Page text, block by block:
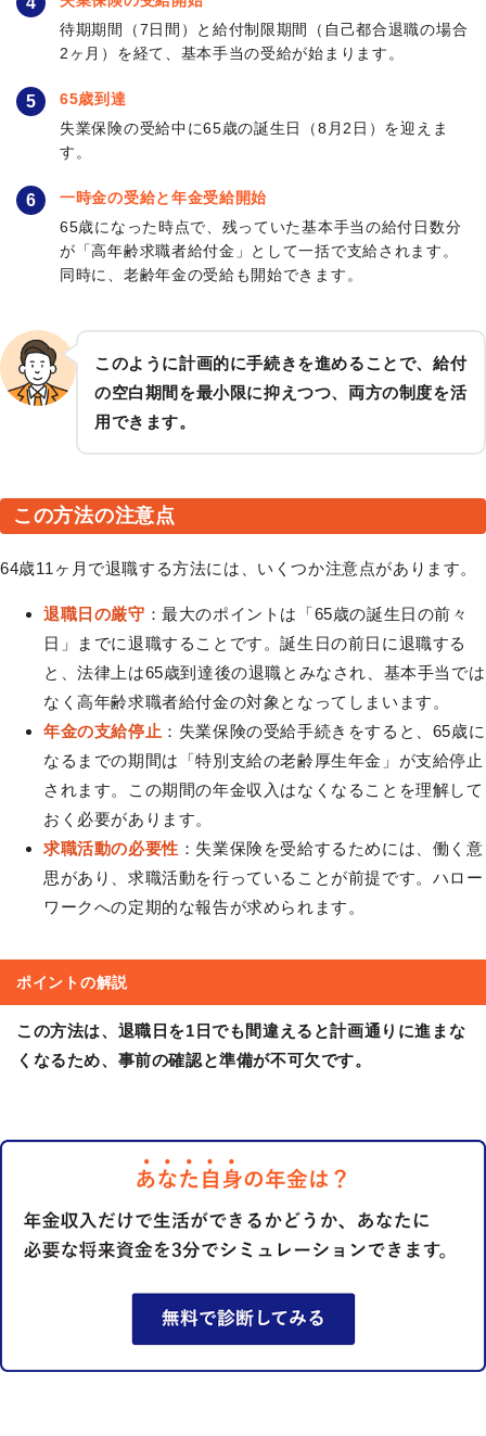
待期期間（7日間）と給付制限期間（自己都合退職の場合
2ヶ月）を経て、基本手当の受給が始まります。
5
65歳到達
失業保険の受給中に65歳の誕生日（8月2日）を迎えま
す。
6
一時金の受給と年金受給開始
65歳になった時点で、残っていた基本手当の給付日数分
が「高年齢求職者給付金」として一括で支給されます。
同時に、老齢年金の受給も開始できます。
このように計画的に手続きを進めることで、給付
の空白期間を最小限に抑えつつ、両方の制度を活
用できます。
この方法の注意点
64歳11ヶ月で退職する方法には、いくつか注意点があります。
退職日の厳守 ：最大のポイントは「65歳の誕生日の前々
日」までに退職することです。誕生日の前日に退職する
と、法律上は65歳到達後の退職とみなされ、基本手当では
なく高年齢求職者給付金の対象となってしまいます。
年金の支給停止 ：失業保険の受給手続きをすると、65歳に
なるまでの期間は「特別支給の老齢厚生年金」が支給停止
されます。この期間の年金収入はなくなることを理解して
おく必要があります。
求職活動の必要性 ：失業保険を受給するためには、働く意
思があり、求職活動を行っていることが前提です。ハロー
ワークへの定期的な報告が求められます。
ポイントの解説
この方法は、退職日を1日でも間違えると計画通りに進まな
くなるため、事前の確認と準備が不可欠です。